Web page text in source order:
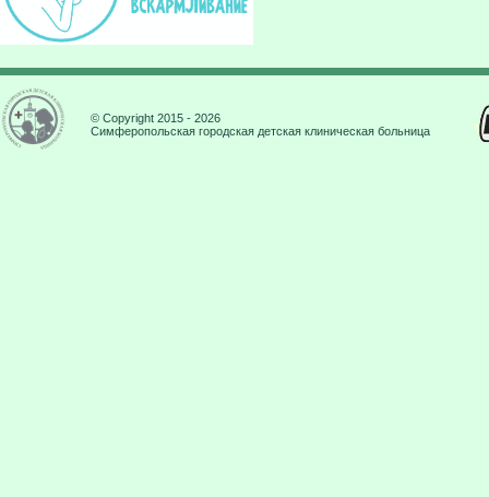
© Copyright 2015 - 2026
Симферопольская городская детская клиническая больница